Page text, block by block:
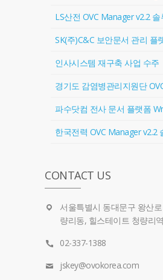
LS산전 OVC Manager v2.2
인사시스템 재구축 사업 수주
한국전력 OVC Manager v2.2
CONTACT US
서울특별시 동대문구 왕산
량리동, 힐스테이트 청량리
02-337-1388
jskey@ovokorea.com